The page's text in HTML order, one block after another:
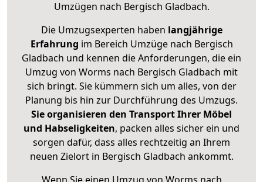
Umzügen nach Bergisch Gladbach.
Die Umzugsexperten haben langjährige
Erfahrung im Bereich Umzüge nach Bergisch
Gladbach und kennen die Anforderungen, die ein
Umzug von Worms nach Bergisch Gladbach mit
sich bringt. Sie kümmern sich um alles, von der
Planung bis hin zur Durchführung des Umzugs.
Sie organisieren den Transport Ihrer Möbel
und Habseligkeiten, packen alles sicher ein und
sorgen dafür, dass alles rechtzeitig an Ihrem
neuen Zielort in Bergisch Gladbach ankommt.